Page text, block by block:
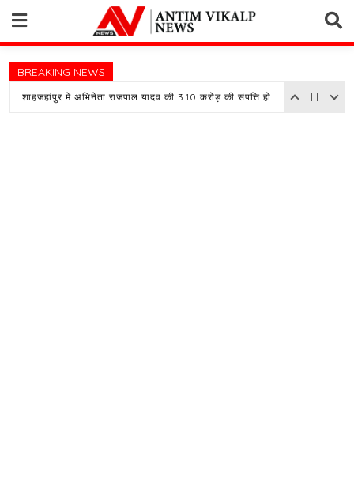
content
BREAKING NEWS
शाहजहांपुर में अभिनेता राजपाल यादव की 3.10 करोड़ की संपत्ति होगी नीलाम, बैंक ने चस्पा किया नोटिस